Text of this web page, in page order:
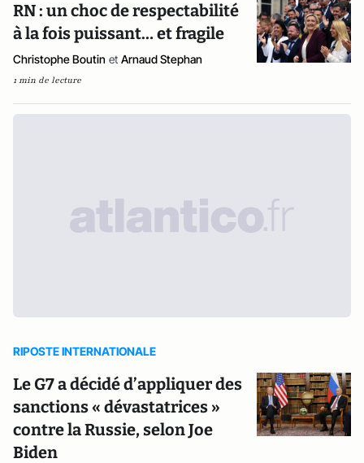
RN : un choc de respectabilité
à la fois puissant… et fragile
Christophe Boutin et Arnaud Stephan
1 min de lecture
RIPOSTE INTERNATIONALE
Le G7 a décidé d’appliquer des
sanctions « dévastatrices »
contre la Russie, selon Joe
Biden